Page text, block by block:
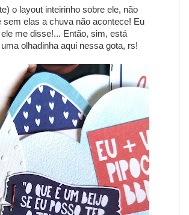
o layout inteirinho sobre ele, não
sem elas a chuva não acontece! Eu
me disse!... Então, sim, está
olhadinha aqui nessa gota, rs!